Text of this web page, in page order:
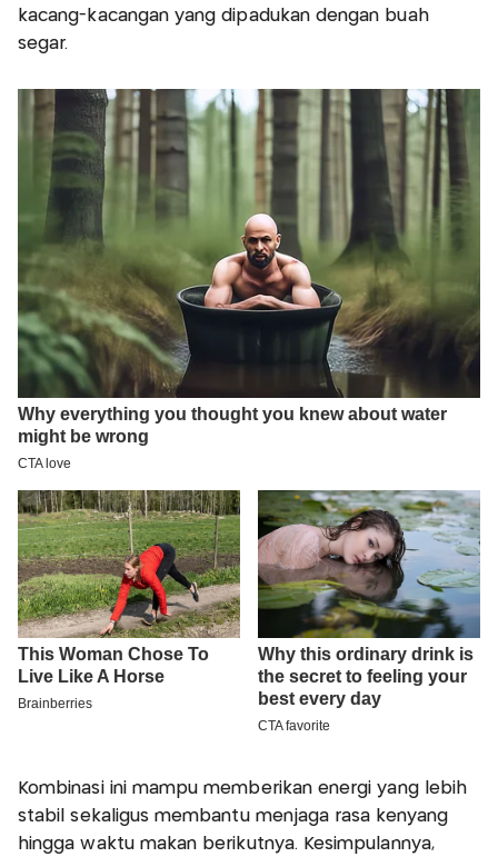
kacang-kacangan yang dipadukan dengan buah
segar.
Kombinasi ini mampu memberikan energi yang lebih
stabil sekaligus membantu menjaga rasa kenyang
hingga waktu makan berikutnya. Kesimpulannya,